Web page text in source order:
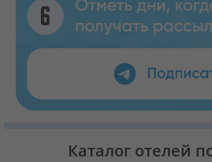
Каталог отелей